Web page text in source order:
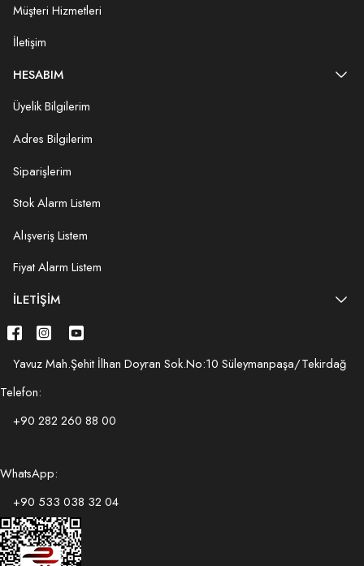
Müşteri Hizmetleri
İletişim
HESABIM
Üyelik Bilgilerim
Adres Bilgilerim
Siparişlerim
Stok Alarm Listem
Alışveriş Listem
Fiyat Alarm Listem
İLETIŞIM
Yavuz Mah.Şehit İlhan Doyran Sok.No:10 Süleymanpaşa/Tekirdağ
Telefon:
+90 282 260 88 00
WhatsApp:
+90 533 038 32 04